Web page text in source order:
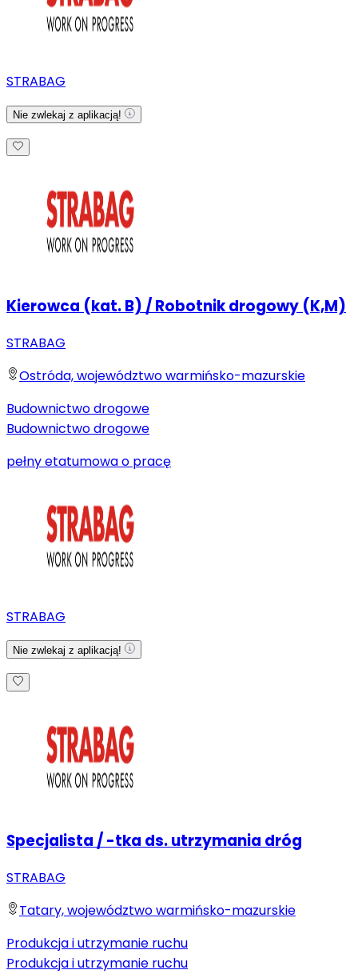
STRABAG
Nie zwlekaj z aplikacją!
Kierowca (kat. B) / Robotnik drogowy (K,M)
STRABAG
Ostróda, województwo warmińsko-mazurskie
Budownictwo drogowe
Budownictwo drogowe
pełny etatumowa o pracę
STRABAG
Nie zwlekaj z aplikacją!
Specjalista / -tka ds. utrzymania dróg
STRABAG
Tatary, województwo warmińsko-mazurskie
Produkcja i utrzymanie ruchu
Produkcja i utrzymanie ruchu